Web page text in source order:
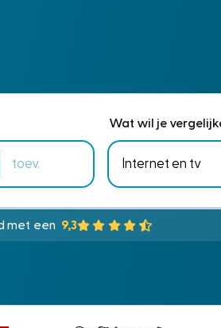
Wat wil je
met een 9,3